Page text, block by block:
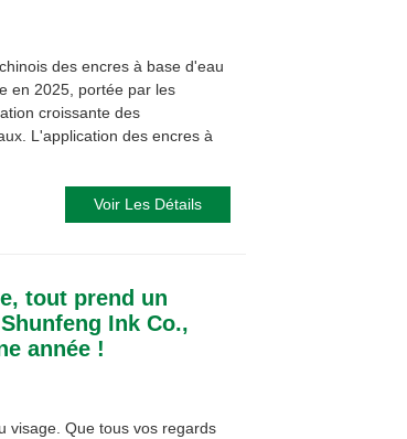
des encres à base d'eau
en 2025, portée par les
croissante des
L'application des encres à
Voir Les Détails
tout prend un
Ink Co.,
année !
visage. Que tous vos regards